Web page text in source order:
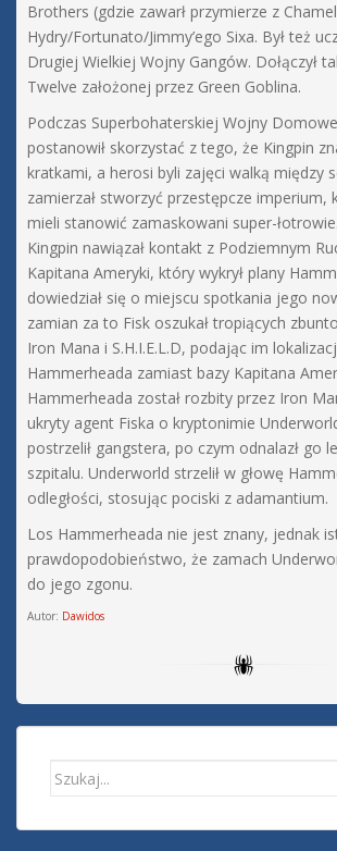
Brothers (gdzie zawarł przymierze z
Hydry/Fortunato/Jimmy’ego Sixa. Był też
Drugiej Wielkiej Wojny Gangów. Dołączył
Twelve założonej przez Green Goblina.
Podczas Superbohaterskiej Wojny
postanowił skorzystać z tego, że Kingpin
kratkami, a herosi byli zajęci walką między
zamierzał stworzyć przestępcze imperium,
mieli stanowić zamaskowani super-
Kingpin nawiązał kontakt z Podziemnym
Kapitana Ameryki, który wykrył plany
dowiedział się o miejscu spotkania jego
zamian za to Fisk oszukał tropiących
Iron Mana i S.H.I.E.L.D, podając im
Hammerheada zamiast bazy Kapitana
Hammerheada został rozbity przez Iron
ukryty agent Fiska o kryptonimie
postrzelił gangstera, po czym odnalazł go
szpitalu. Underworld strzelił w głowę
odległości, stosując pociski z adamantium.
Los Hammerheada nie jest znany, jednak
prawdopodobieństwo, że zamach
do jego zgonu.
Autor: Dawidos
Search